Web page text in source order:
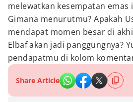
melewatkan kesempatan emas
Gimana menurutmu? Apakah
mendapat momen besar di
Elbaf akan jadi panggungnya?
pendapatmu di kolom
Share Article